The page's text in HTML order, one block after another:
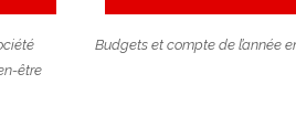
être
Budgets et compte de l’année